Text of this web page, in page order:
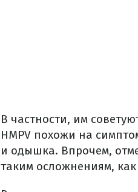
В частности, им
HMPV похожи на
и одышка. Впрочем,
таким осложнениям,